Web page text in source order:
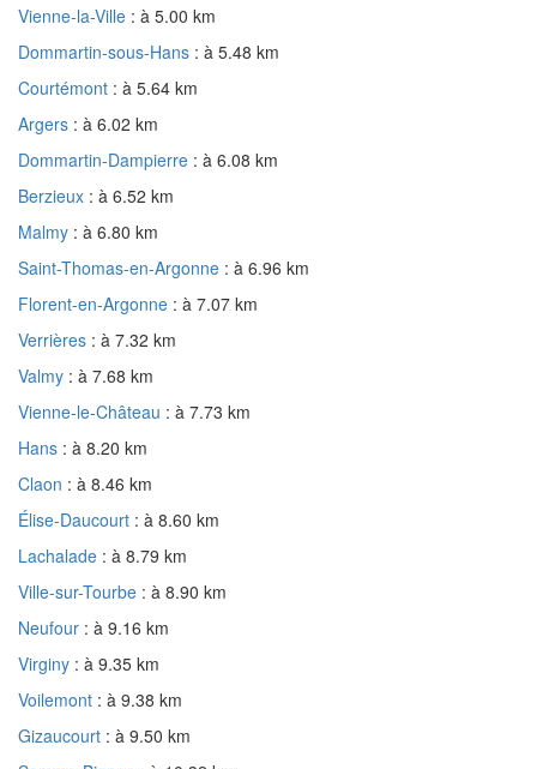
Vienne-la-Ville : à 5.00 km
Dommartin-sous-Hans : à 5.48 km
Courtémont : à 5.64 km
Argers : à 6.02 km
Dommartin-Dampierre : à 6.08 km
Berzieux : à 6.52 km
Malmy : à 6.80 km
Saint-Thomas-en-Argonne : à 6.96 km
Florent-en-Argonne : à 7.07 km
Verrières : à 7.32 km
Valmy : à 7.68 km
Vienne-le-Château : à 7.73 km
Hans : à 8.20 km
Claon : à 8.46 km
Élise-Daucourt : à 8.60 km
Lachalade : à 8.79 km
Ville-sur-Tourbe : à 8.90 km
Neufour : à 9.16 km
Virginy : à 9.35 km
Voilemont : à 9.38 km
Gizaucourt : à 9.50 km